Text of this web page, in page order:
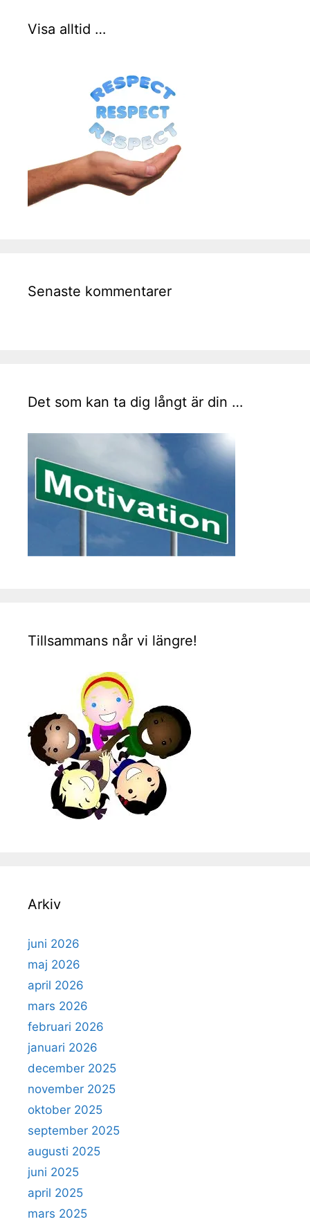
Visa alltid …
Senaste kommentarer
Det som kan ta dig långt är din …
Tillsammans når vi längre!
Arkiv
juni 2026
maj 2026
april 2026
mars 2026
februari 2026
januari 2026
december 2025
november 2025
oktober 2025
september 2025
augusti 2025
juni 2025
april 2025
mars 2025